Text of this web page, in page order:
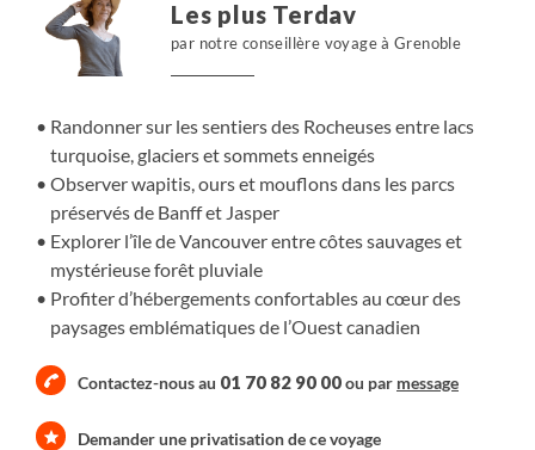
Les plus Terdav
par notre conseillère voyage à Grenoble
Randonner sur les sentiers des Rocheuses entre lacs
turquoise, glaciers et sommets enneigés
Observer wapitis, ours et mouflons dans les parcs
préservés de Banff et Jasper
Explorer l’île de Vancouver entre côtes sauvages et
mystérieuse forêt pluviale
Profiter d’hébergements confortables au cœur des
paysages emblématiques de l’Ouest canadien
Contactez-nous au 01 70 82 90 00ou par message
Demander une privatisation de ce voyage